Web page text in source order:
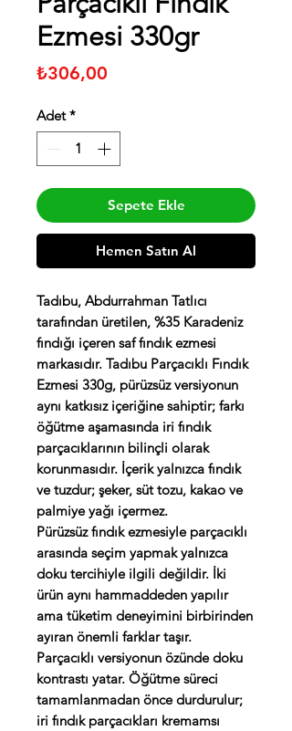
Ezmesi 330gr
₺306,00
Adet *
Sepete Ekle
Hemen Satın Al
Tadıbu, Abdurrahman Tatlıcı
tarafından üretilen, %35 Karadeniz
fındığı içeren saf fındık ezmesi
markasıdır. Tadıbu Parçacıklı Fındık
Ezmesi 330g, pürüzsüz versiyonun
aynı katkısız içeriğine sahiptir; farkı
öğütme aşamasında iri fındık
parçacıklarının bilinçli olarak
korunmasıdır. İçerik yalnızca fındık
ve tuzdur; şeker, süt tozu, kakao ve
palmiye yağı içermez.
Pürüzsüz fındık ezmesiyle parçacıklı
arasında seçim yapmak yalnızca
doku tercihiyle ilgili değildir. İki
ürün aynı hammaddeden yapılır
ama tüketim deneyimini birbirinden
ayıran önemli farklar taşır.
Parçacıklı versiyonun özünde doku
kontrastı yatar. Öğütme süreci
tamamlanmadan önce durdurulur;
iri fındık parçacıkları kremamsı